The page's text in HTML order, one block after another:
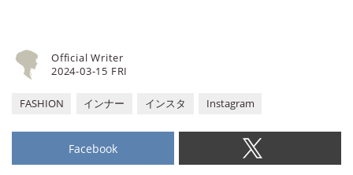
2024-03-15 FRI
Official Writer
FASHION インナー インスタ Instagram
Facebook